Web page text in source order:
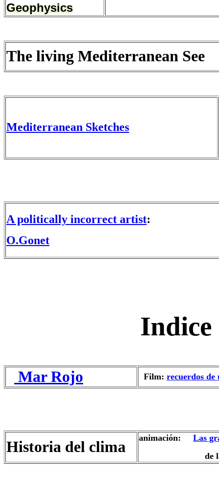
Geophysics
The living Mediterranean See
Mediterranean Sketches
A politically incorrect artist:
O.Gonet
Indice
Mar Rojo Film: recuerdos
Historia del clima animación: Las
de la